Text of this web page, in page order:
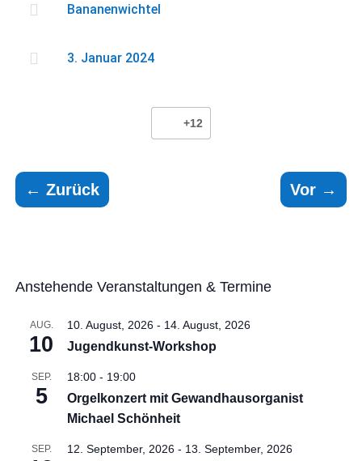
 Bananenwichtel
 3. Januar 2024
+12
←Zurück Vor→
Anstehende Veranstaltungen & Termine
AUG.
10
10. August, 2026 - 14. August, 2026
Jugendkunst-Workshop
SEP.
5
18:00 - 19:00
Orgelkonzert mit Gewandhausorganist
Michael Schönheit
SEP. 12. September, 2026 - 13. September, 2026